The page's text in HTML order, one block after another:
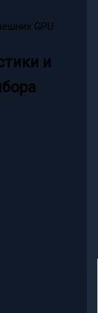
GPU
и